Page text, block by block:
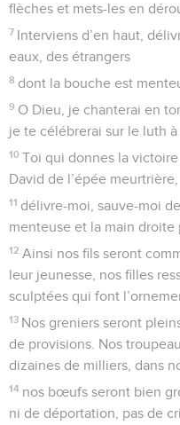
flèches et mets-les en
7 Interviens d’en haut,
eaux, des étrangers
8 dont la bouche est
9 O Dieu, je chanterai en
je te célébrerai sur le luth à
10 Toi qui donnes la
David de l’épée meurtrière,
11 délivre-moi, sauve-moi
menteuse et la main droite
12 Ainsi nos fils seront
leur jeunesse, nos filles
sculptées qui font
13 Nos greniers seront
de provisions. Nos
dizaines de milliers, dans
14 nos bœufs seront bien
ni de déportation, pas de